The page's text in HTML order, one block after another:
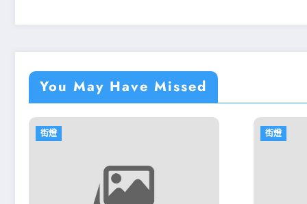
You May Have Missed
街燈 街燈